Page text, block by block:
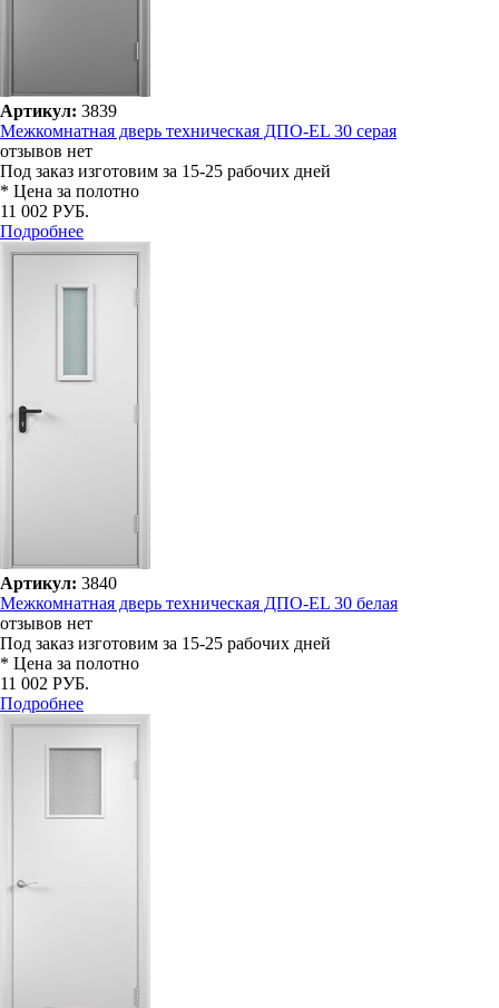
Артикул: 3839
Межкомнатная дверь техническая ДПО-EL 30 серая
отзывов нет
Под заказ изготовим за 15-25 рабочих дней
* Цена за полотно
11 002 РУБ.
Подробнее
Артикул: 3840
Межкомнатная дверь техническая ДПО-EL 30 белая
отзывов нет
Под заказ изготовим за 15-25 рабочих дней
* Цена за полотно
11 002 РУБ.
Подробнее